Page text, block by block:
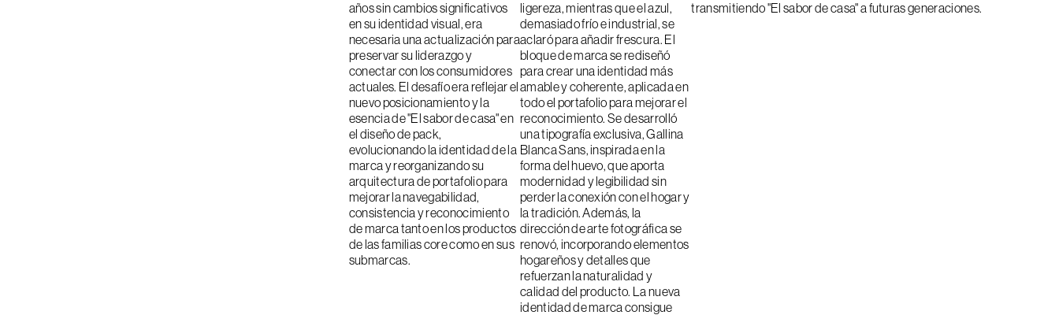
años sin cambios significativos
en su identidad visual, era
necesaria una actualización para
preservar su liderazgo y
conectar con los consumidores
actuales. El desafío era reflejar el
nuevo posicionamiento y la
esencia de "El sabor de casa" en
el diseño de pack,
evolucionando la identidad de la
marca y reorganizando su
arquitectura de portafolio para
mejorar la navegabilidad,
consistencia y reconocimiento
de marca tanto en los productos
de las familias core como en sus
submarcas.
ligereza, mientras que el azul,
demasiado frío e industrial, se
aclaró para añadir frescura. El
bloque de marca se rediseñó
para crear una identidad más
amable y coherente, aplicada en
todo el portafolio para mejorar el
reconocimiento. Se desarrolló
una tipografía exclusiva, Gallina
Blanca Sans, inspirada en la
forma del huevo, que aporta
modernidad y legibilidad sin
perder la conexión con el hogar y
la tradición. Además, la
dirección de arte fotográfica se
renovó, incorporando elementos
hogareños y detalles que
refuerzan la naturalidad y
calidad del producto. La nueva
identidad de marca consigue
transmitiendo "El sabor de casa" a futuras generaciones.